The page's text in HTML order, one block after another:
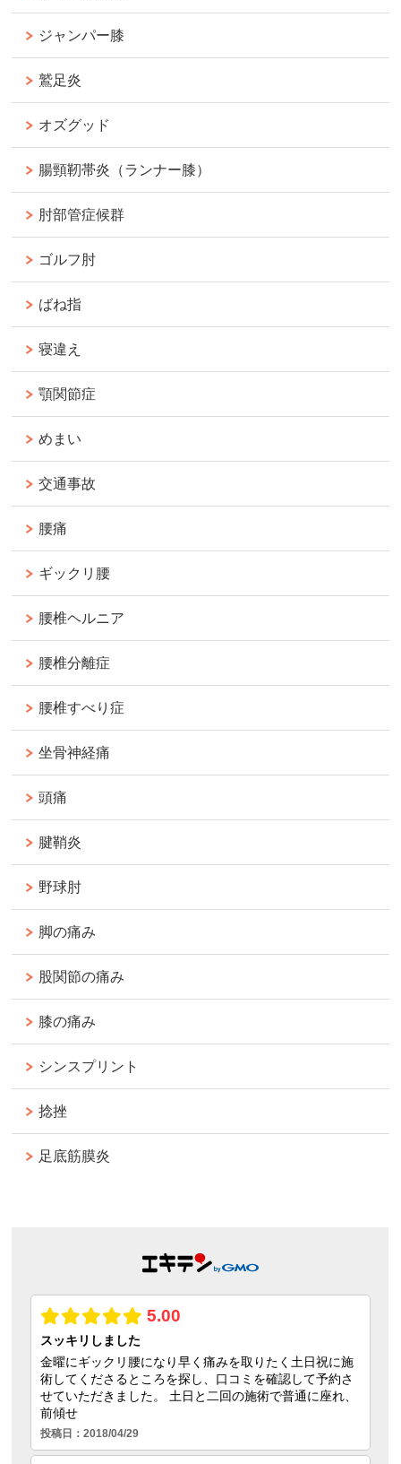
ジャンパー膝
鷲足炎
オズグッド
腸頸靭帯炎（ランナー膝）
肘部管症候群
ゴルフ肘
ばね指
寝違え
顎関節症
めまい
交通事故
腰痛
ギックリ腰
腰椎ヘルニア
腰椎分離症
腰椎すべり症
坐骨神経痛
頭痛
腱鞘炎
野球肘
脚の痛み
股関節の痛み
膝の痛み
シンスプリント
捻挫
足底筋膜炎